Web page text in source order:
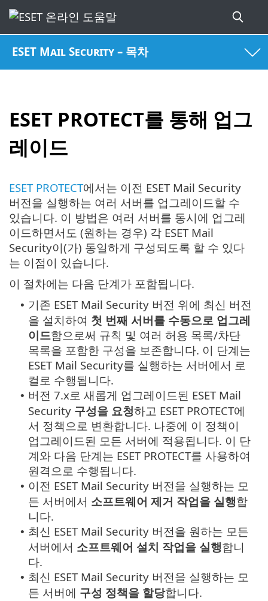
ESET Mail Security – 목차
ESET PROTECT를 통해 업그
레이드
ESET PROTECT에서는 이전 ESET Mail Security
버전을 실행하는 여러 서버를 업그레이드할 수
있습니다. 이 방법은 여러 서버를 동시에 업그레
이드하면서도 (원하는 경우) 각 ESET Mail
Security이(가) 동일하게 구성되도록 할 수 있다
는 이점이 있습니다.
이 절차에는 다음 단계가 포함됩니다.
• 기존 ESET Mail Security 버전 위에 최신 버전
을 설치하여 첫 번째 서버를 수동으로 업그레
이드함으로써 규칙 및 여러 허용 목록/차단
목록을 포함한 구성을 보존합니다. 이 단계는
ESET Mail Security를 실행하는 서버에서 로
컬로 수행됩니다.
• 버전 7.x로 새롭게 업그레이드된 ESET Mail
Security 구성을 요청하고 ESET PROTECT에
서 정책으로 변환합니다. 나중에 이 정책이
업그레이드된 모든 서버에 적용됩니다. 이 단
계와 다음 단계는 ESET PROTECT를 사용하여
원격으로 수행됩니다.
• 이전 ESET Mail Security 버전을 실행하는 모
든 서버에서 소프트웨어 제거 작업을 실행합
니다.
• 최신 ESET Mail Security 버전을 원하는 모든
서버에서 소프트웨어 설치 작업을 실행합니
다.
• 최신 ESET Mail Security 버전을 실행하는 모
든 서버에 구성 정책을 할당합니다.